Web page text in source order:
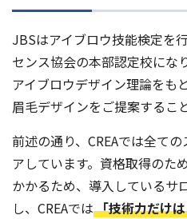
JBSはアイブロウ技能検定を
センス協会の本部認定校にな
アイブロウデザイン理論をも
眉毛デザインをご提案するこ
前述の通り、CREAでは全て
アしています。資格取得のた
かかるため、導入しているサ
し、CREAでは「技術力だけ